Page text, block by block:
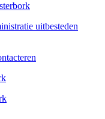
uitbesteden